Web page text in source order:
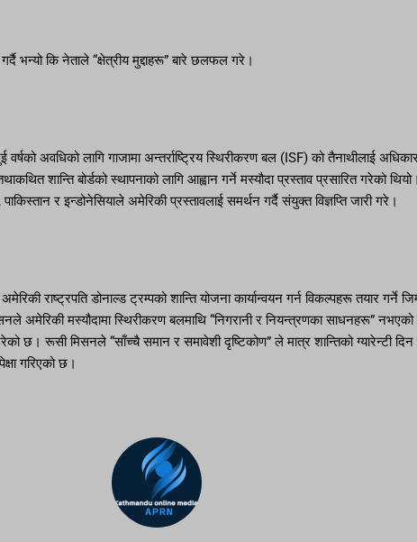
गर्दै भन्यो कि नेताले “क्षेत्रीय मुद्दाहरू” बारे छलफल गरे।
अवधिको लागि गाजामा अन्तर्राष्ट्रिय स्थिरीकरण बल (ISF) को तैनाथीलाई
शान्ति बोर्डको स्थापनाको लागि आह्वान गर्ने मस्यौदा प्रस्ताव प्रसारित गरेको
र इन्डोनेसियाले अमेरिकी प्रस्तावलाई समर्थन गर्दै संयुक्त विज्ञप्ति जारी गरे।
राष्ट्रपति डोनाल्ड ट्रम्पको शान्ति योजना कार्यान्वयन गर्न विकल्पहरू तयार गर्ने
अमेरिकी मस्यौदामा स्थिरीकरण बलमाथि “निगरानी र नियन्त्रणका साधनहरू” नभएको
छ। रूसी मिसनले “साँच्चै समान र समावेशी दृष्टिकोण” ले मात्र शान्तिको ग्यारेन्टी
गरिएको छ।